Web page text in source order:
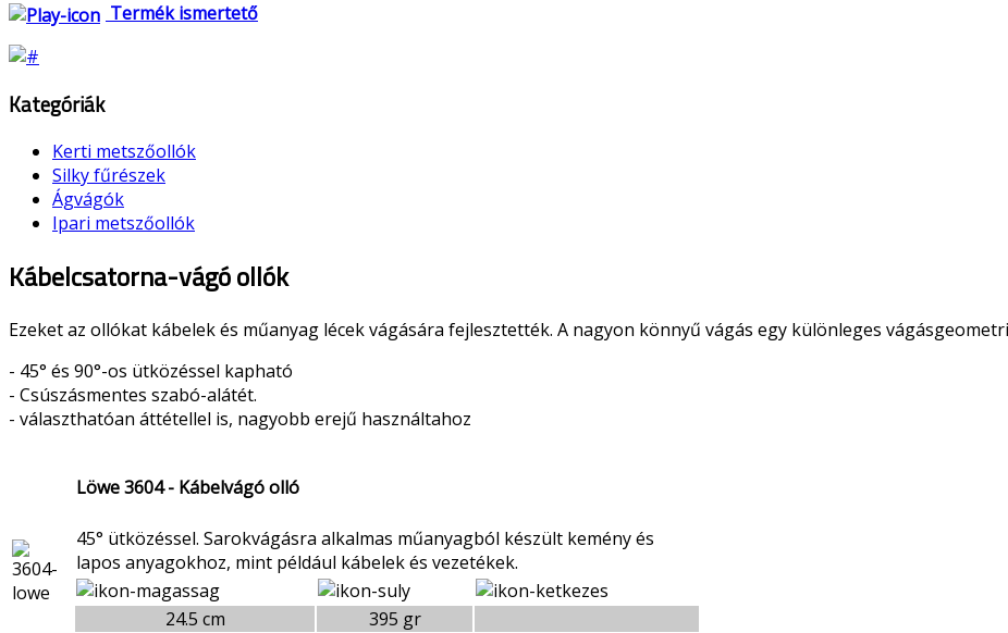
Termék ismertető
Kategóriák
Kerti metszőollók
Silky fűrészek
Ágvágók
Ipari metszőollók
Kábelcsatorna-vágó ollók
Ezeket az ollókat kábelek és műanyag lécek vágására fejlesztették. A nagyon könnyű vágás egy különleges
- 45° és 90°-os ütközéssel kapható
- Csúszásmentes szabó-alátét.
- választhatóan áttétellel is, nagyobb erejű használtahoz
Löwe 3604 - Kábelvágó olló
45° ütközéssel. Sarokvágásra alkalmas műanyagból készült kemény és
lapos anyagokhoz, mint például kábelek és vezetékek.
24.5 cm
395 gr